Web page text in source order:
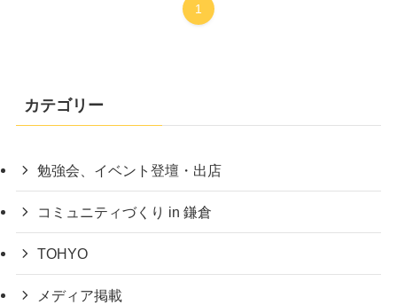
1
カテゴリー
勉強会、イベント登壇・出店
コミュニティづくり in 鎌倉
TOHYO
メディア掲載